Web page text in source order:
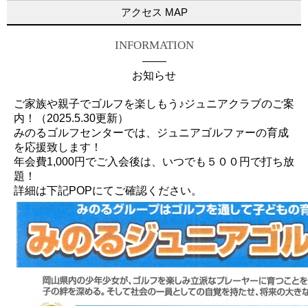
アクセス MAP
INFORMATION
お知らせ
ご家族や親子でゴルフを楽しもう♪ジュニアクラブのご案
内！（2025.5.30更新）
みのるゴルフセンターでは、ジュニアゴルファーの育成
を応援致します！
年会費1,000円でご入会後は、いつでも５００円で打ち放
題！
詳細は下記POPにてご確認ください。